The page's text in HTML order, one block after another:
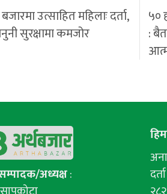
उत्साहित महिलाः दर्ता,
सुरक्षामा कमजोर
५०
:
अध्यक्ष: